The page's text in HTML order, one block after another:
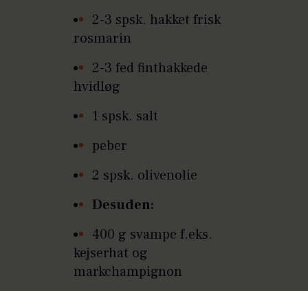
2-3 spsk. hakket frisk
rosmarin
2-3 fed finthakkede
hvidløg
1 spsk. salt
peber
2 spsk. olivenolie
Desuden:
400 g svampe f.eks.
kejserhat og
markchampignon